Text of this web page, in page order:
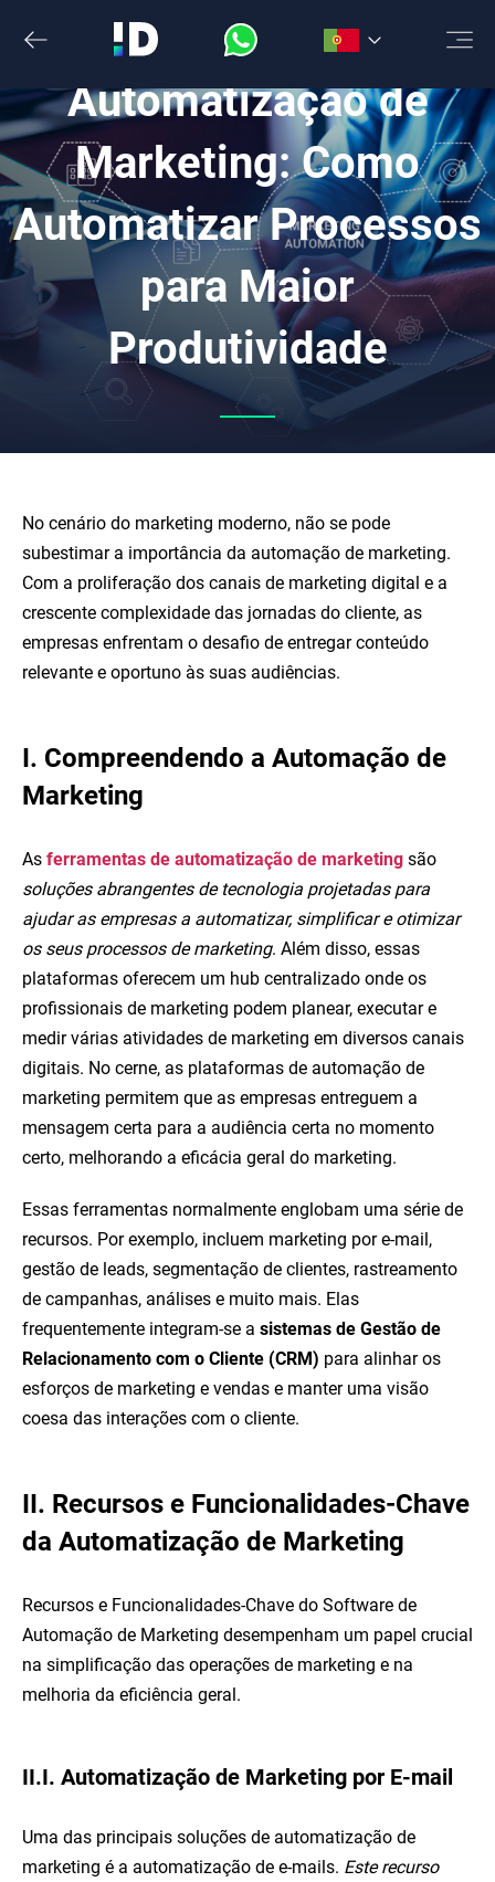
para
conteúdoAutomatização de
Marketing: Como
Automatizar Processos
para Maior
Produtividade
No cenário do marketing moderno, não se pode
subestimar a importância da automação de marketing.
Com a proliferação dos canais de marketing digital e a
crescente complexidade das jornadas do cliente, as
empresas enfrentam o desafio de entregar conteúdo
relevante e oportuno às suas audiências.
I. Compreendendo a Automação de
Marketing
As ferramentas de automatização de marketing são
soluções abrangentes de tecnologia projetadas para
ajudar as empresas a automatizar, simplificar e otimizar
os seus processos de marketing. Além disso, essas
plataformas oferecem um hub centralizado onde os
profissionais de marketing podem planear, executar e
medir várias atividades de marketing em diversos canais
digitais. No cerne, as plataformas de automação de
marketing permitem que as empresas entreguem a
mensagem certa para a audiência certa no momento
certo, melhorando a eficácia geral do marketing.
Essas ferramentas normalmente englobam uma série de
recursos. Por exemplo, incluem marketing por e-mail,
gestão de leads, segmentação de clientes, rastreamento
de campanhas, análises e muito mais. Elas
frequentemente integram-se a sistemas de Gestão de
Relacionamento com o Cliente (CRM) para alinhar os
esforços de marketing e vendas e manter uma visão
coesa das interações com o cliente.
II. Recursos e Funcionalidades-Chave
da Automatização de Marketing
Recursos e Funcionalidades-Chave do Software de
Automação de Marketing desempenham um papel crucial
na simplificação das operações de marketing e na
melhoria da eficiência geral.
II.I. Automatização de Marketing por E-mail
Uma das principais soluções de automatização de
marketing é a automatização de e-mails. Este recurso